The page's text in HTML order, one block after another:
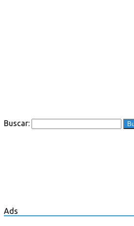
Buscar:
Ads